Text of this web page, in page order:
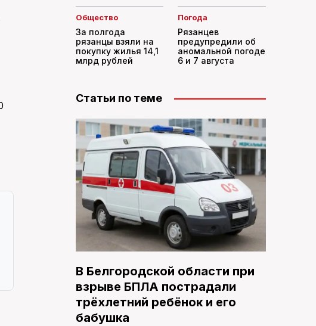
Общество
За полгода
рязанцы взяли на
покупку жилья 14,1
млрд рублей
Погода
Рязанцев
предупредили об
аномальной погоде
6 и 7 августа
Статьи по теме
В Белгородской области при
взрыве БПЛА пострадали
трёхлетний ребёнок и его
бабушка